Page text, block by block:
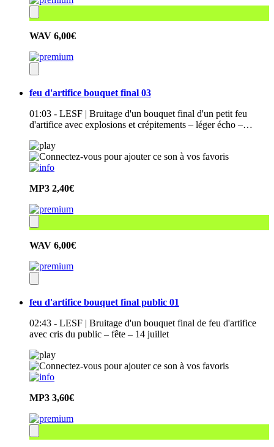
WAV 6,00€
feu d'artifice bouquet final 03
01:03 - LESF | Bruitage d'un bouquet final d'un petit feu
d'artifice avec explosions et crépitements – léger écho –…
MP3 2,40€
WAV 6,00€
feu d'artifice bouquet final public 01
02:43 - LESF | Bruitage d'un bouquet final de feu d'artifice
avec cris du public – fête – 14 juillet
MP3 3,60€